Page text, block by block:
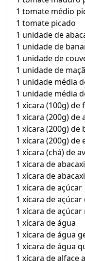
1 tomate médio
1 tomate picado
1 unidade de
1 unidade de
1 unidade de
1 unidade de
1 unidade média
1 unidade média
1 xícara (100g) de
1 xícara (200g) de
1 xícara (200g) de
1 xícara (200g) de
1 xícara (chá) de
1 xícara de
1 xícara de
1 xícara de açúcar
1 xícara de açúcar
1 xícara de açúcar
1 xícara de água
1 xícara de água
1 xícara de água
1 xícara de alface